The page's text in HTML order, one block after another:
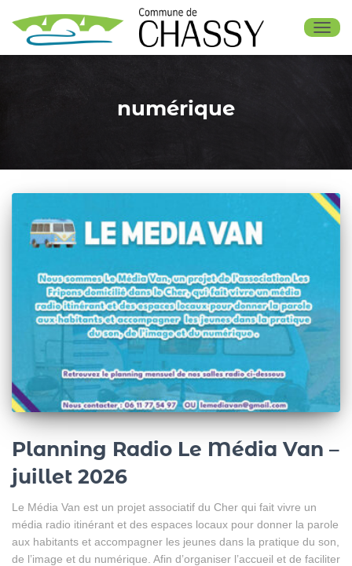
numérique
Planning Radio Le Média Van –
juillet 2026
Le Média Van est un projet associatif du Cher qui fait vivre un
média radio itinérant et des espaces locaux pour donner la parole
aux habitants et accompagner les jeunes dans la pratique du son,
de l’image et du numérique. Afin d’organiser l’accueil et de faciliter